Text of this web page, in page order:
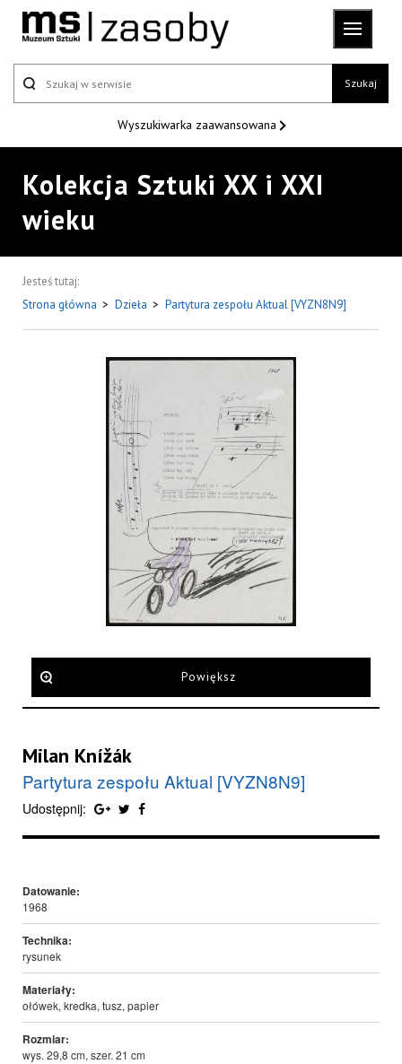
Szukaj
Wyszukiwarka zaawansowana
Kolekcja Sztuki XX i XXI
wieku
Jesteś tutaj:
Strona główna > Dzieła > Partytura zespołu Aktual [VYZN8N9]
Powiększ
Milan Knížák
Partytura zespołu Aktual [VYZN8N9]
Udostępnij:
Datowanie:
1968
Technika:
rysunek
Materiały:
ołówek, kredka, tusz, papier
Rozmiar:
wys. 29,8 cm, szer. 21 cm